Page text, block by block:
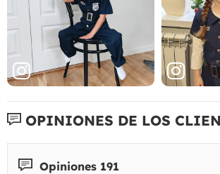
OPINIONES DE LOS
Opiniones 191